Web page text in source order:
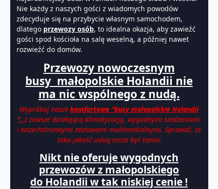
Nie każdy z naszych gości z wiadomych powodów
zdecyduje się na przybycie własnym samochodem,
dlatego przewozy osób, to idealna okazja, aby zawieźć
gości spod kościoła na salę weselną, a później nawet
rozwieźć do domów.
Przewozy nowoczesnym
busy małopolskie Holandii nie
ma nic wspólnego z nudą.
Wypróbuj nasze komfortowe "busy małopolskie Holandii
", z zawsze działającą klimatyzacją, wygodnymi siedzeniami
i wszechstronnymi zestawami multimedialnymi. Sprawdź, że
taka jakość usług może być tania!
Nikt nie oferuje wygodnych
przewozów z małopolskiego
do Holandii w tak niskiej cenie !